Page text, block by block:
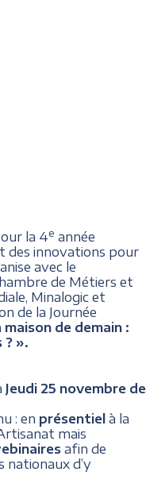
la 4e année
des innovations pour
avec le
de Métiers et
Minalogic et
de la Journée
maison de demain :
? ».
Jeudi 25 novembre de
: en présentiel à la
mais
afin de
nationaux d’y